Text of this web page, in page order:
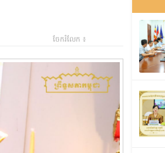
ចែករំលែក ៖